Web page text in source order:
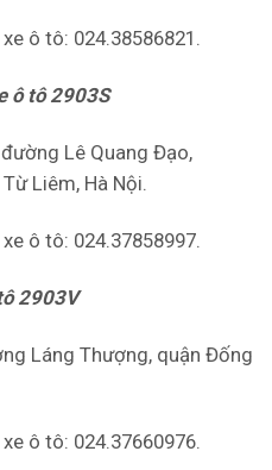
ô tô: 024.38586821.
ô tô 2903S
Lê Quang Đạo,
Liêm, Hà Nội.
ô tô: 024.37858997.
2903V
Láng Thượng, quận Đống
ô tô: 024.37660976.